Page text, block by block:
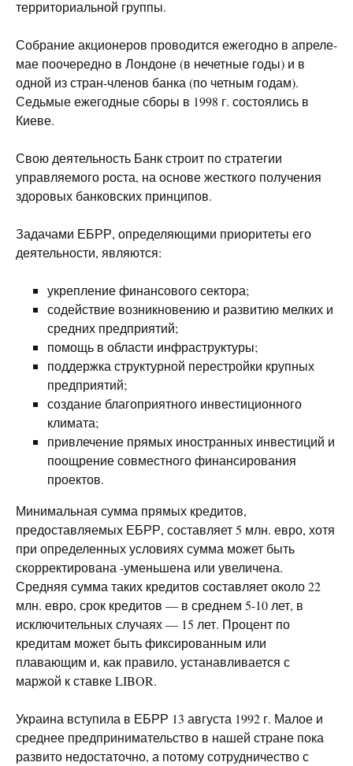
территориальной группы.
Собрание акционеров проводится ежегодно в апреле-
мае поочередно в Лондоне (в нечетные годы) и в
одной из стран-членов банка (по четным годам).
Седьмые ежегодные сборы в 1998 г. состоялись в
Киеве.
Свою деятельность Банк строит по стратегии
управляемого роста, на основе жесткого получения
здоровых банковских принципов.
Задачами ЕБРР, определяющими приоритеты его
деятельности, являются:
укрепление финансового сектора;
содействие возникновению и развитию мелких и
средних предприятий;
помощь в области инфраструктуры;
поддержка структурной перестройки крупных
предприятий;
создание благоприятного инвестиционного
климата;
привлечение прямых иностранных инвестиций и
поощрение совместного финансирования
проектов.
Минимальная сумма прямых кредитов,
предоставляемых ЕБРР, составляет 5 млн. евро, хотя
при определенных условиях сумма может быть
скорректирована -уменьшена или увеличена.
Средняя сумма таких кредитов составляет около 22
млн. евро, срок кредитов — в среднем 5-10 лет, в
исключительных случаях — 15 лет. Процент по
кредитам может быть фиксированным или
плавающим и, как правило, устанавливается с
маржой к ставке LIBOR.
Украина вступила в ЕБРР 13 августа 1992 г. Малое и
среднее предпринимательство в нашей стране пока
развито недостаточно, а потому сотрудничество с